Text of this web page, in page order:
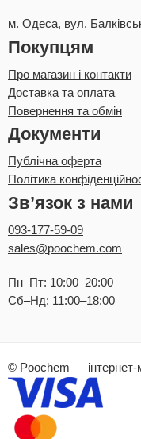
м. Одеса, вул.
Покупцям
Про магазин і контакти
Доставка та оплата
Повернення та обмін
Документи
Публічна оферта
Політика
Зв’язок з нами
093-177-59-09
sales@poochem.com
Пн–Пт: 10:00–20:00
Сб–Нд: 11:00–18:00
© Poochem — інтернет-